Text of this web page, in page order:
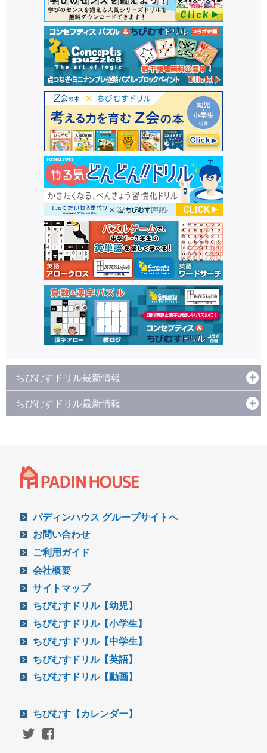
ちびむすドリル最新情報
ちびむすドリル最新情報
パディンハウス グループサイトへ
お問い合わせ
ご利用ガイド
会社概要
サイトマップ
ちびむすドリル【幼児】
ちびむすドリル【小学生】
ちびむすドリル【中学生】
ちびむすドリル【英語】
ちびむすドリル【動画】
ちびむす【カレンダー】